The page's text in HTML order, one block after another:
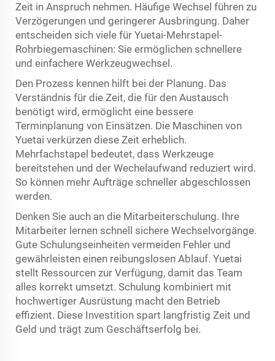
Zeit in Anspruch nehmen. Häufige Wechsel führen zu
Verzögerungen und geringerer Ausbringung. Daher
entscheiden sich viele für Yuetai-Mehrstapel-
Rohrbiegemaschinen: Sie ermöglichen schnellere
und einfachere Werkzeugwechsel.
Den Prozess kennen hilft bei der Planung. Das
Verständnis für die Zeit, die für den Austausch
benötigt wird, ermöglicht eine bessere
Terminplanung von Einsätzen. Die Maschinen von
Yuetai verkürzen diese Zeit erheblich.
Mehrfachstapel bedeutet, dass Werkzeuge
bereitstehen und der Wechelaufwand reduziert wird.
So können mehr Aufträge schneller abgeschlossen
werden.
Denken Sie auch an die Mitarbeiterschulung. Ihre
Mitarbeiter lernen schnell sichere Wechselvorgänge.
Gute Schulungseinheiten vermeiden Fehler und
gewährleisten einen reibungslosen Ablauf. Yuetai
stellt Ressourcen zur Verfügung, damit das Team
alles korrekt umsetzt. Schulung kombiniert mit
hochwertiger Ausrüstung macht den Betrieb
effizient. Diese Investition spart langfristig Zeit und
Geld und trägt zum Geschäftserfolg bei.